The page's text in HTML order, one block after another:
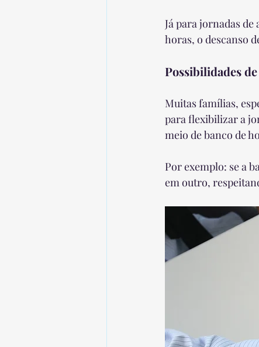
Já para jornadas de
horas, o descanso
Possibilidades
Muitas famílias,
para flexibilizar a
meio de banco de
Por exemplo: se a
em outro,